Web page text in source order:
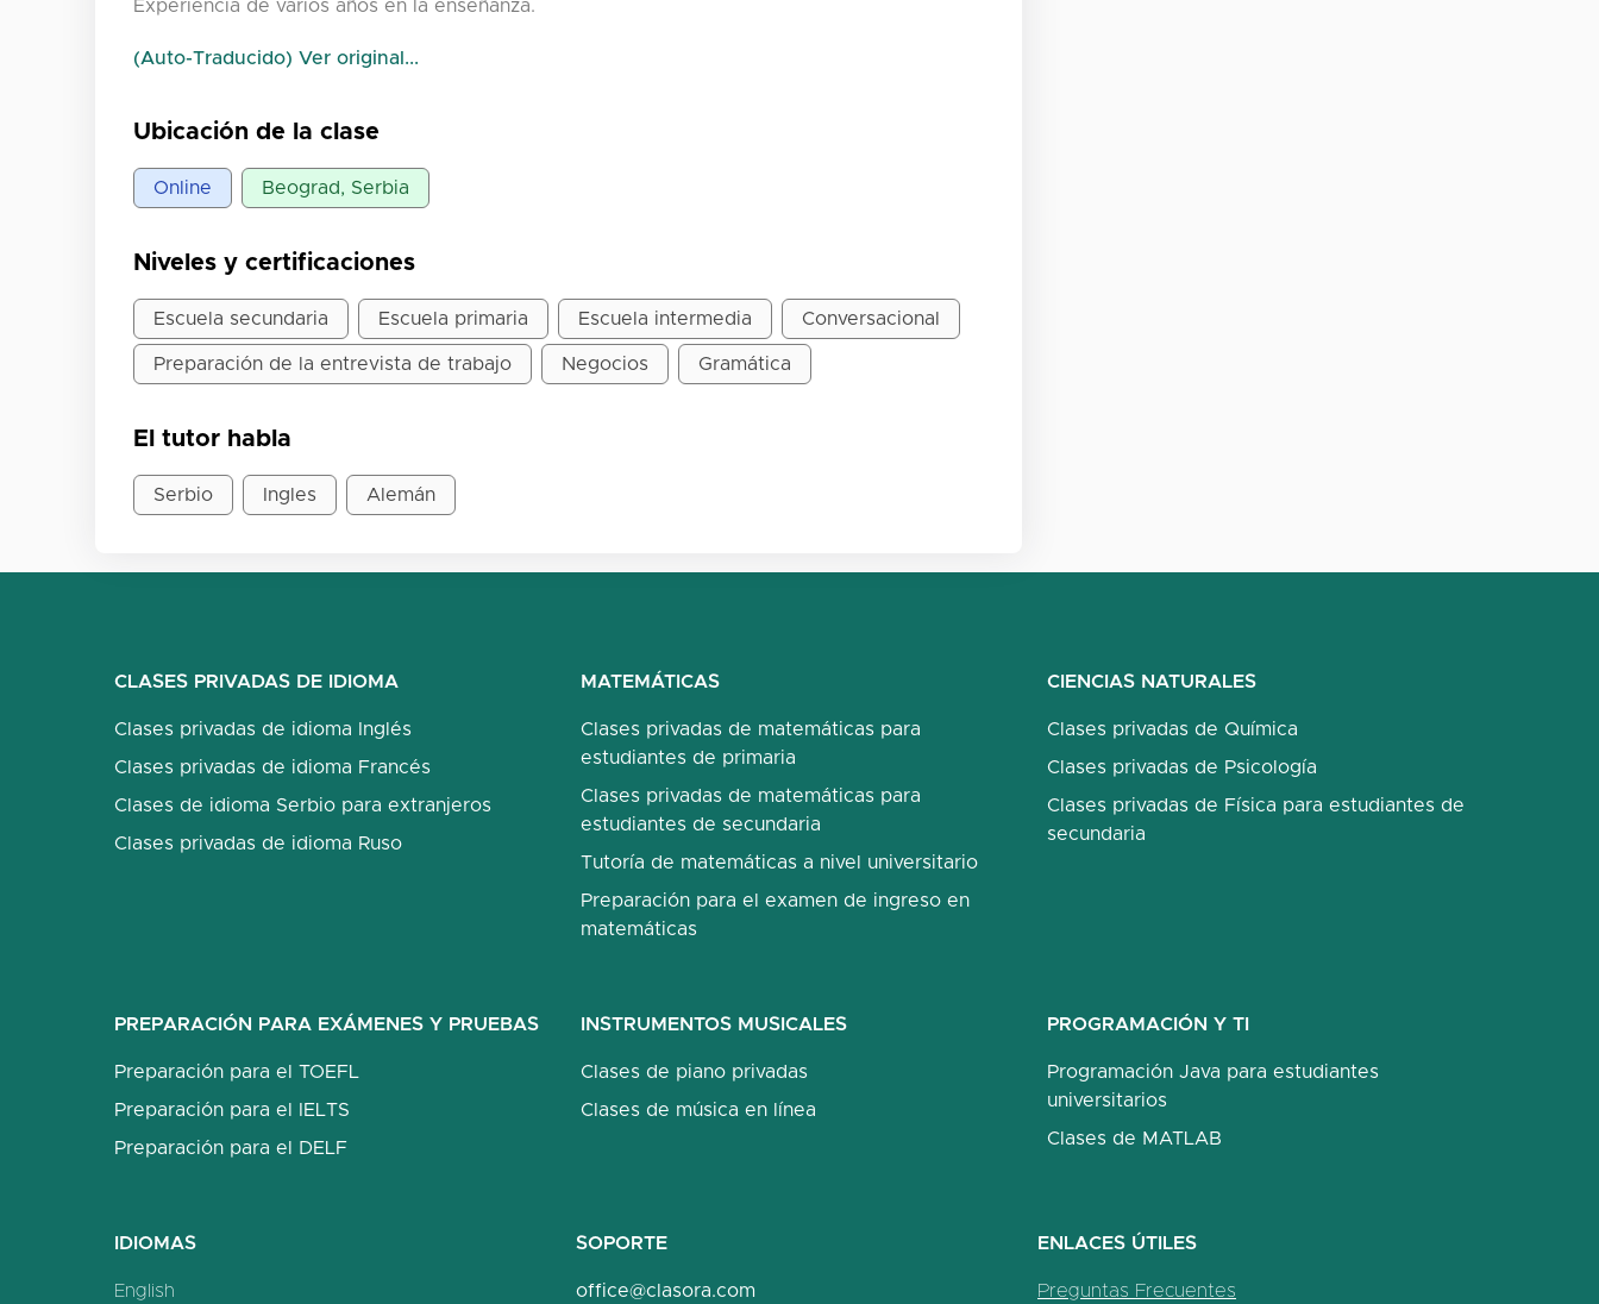
Experiencia de varios años en la enseñanza.
(Auto-Traducido) Ver original...
Ubicación de la clase
Online Beograd, Serbia
Niveles y certificaciones
Escuela secundaria Escuela primaria Escuela intermedia Conversacional
Preparación de la entrevista de trabajo Negocios Gramática
El tutor habla
Serbio Ingles Alemán
CLASES PRIVADAS DE IDIOMA
Clases privadas de idioma Inglés
Clases privadas de idioma Francés
Clases de idioma Serbio para extranjeros
Clases privadas de idioma Ruso
MATEMÁTICAS
Clases privadas de matemáticas para
estudiantes de primaria
Clases privadas de matemáticas para
estudiantes de secundaria
Tutoría de matemáticas a nivel universitario
Preparación para el examen de ingreso en
matemáticas
CIENCIAS NATURALES
Clases privadas de Química
Clases privadas de Psicología
Clases privadas de Física para estudiantes de
secundaria
PREPARACIÓN PARA EXÁMENES Y PRUEBAS
Preparación para el TOEFL
Preparación para el IELTS
Preparación para el DELF
INSTRUMENTOS MUSICALES
Clases de piano privadas
Clases de música en línea
PROGRAMACIÓN Y TI
Programación Java para estudiantes
universitarios
Clases de MATLAB
IDIOMAS
English
SOPORTE
office@clasora.com
ENLACES ÚTILES
Preguntas Frecuentes